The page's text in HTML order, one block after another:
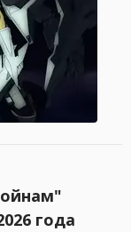
года